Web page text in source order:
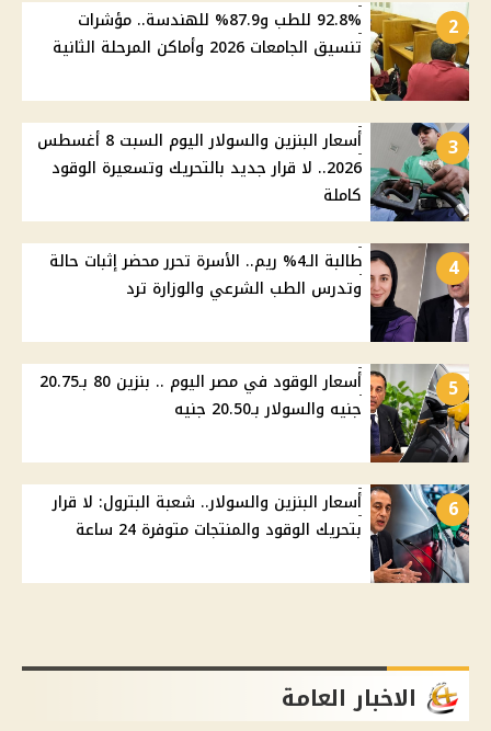
2
92.8% للطب و87.9% للهندسة.. مؤشرات
تنسيق الجامعات 2026 وأماكن المرحلة الثانية
3
أسعار البنزين والسولار اليوم السبت 8 أغسطس
2026.. لا قرار جديد بالتحريك وتسعيرة الوقود
كاملة
4
طالبة الـ4% ريم.. الأسرة تحرر محضر إثبات حالة
وتدرس الطب الشرعي والوزارة ترد
5
أسعار الوقود في مصر اليوم .. بنزين 80 بـ20.75
جنيه والسولار بـ20.50 جنيه
6
أسعار البنزين والسولار.. شعبة البترول: لا قرار
بتحريك الوقود والمنتجات متوفرة 24 ساعة
الاخبار العامة